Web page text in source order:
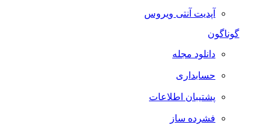
آپدیت آنتی ویروس
گوناگون
دانلود مجله
حسابداری
پشتیبان اطلاعات
فشرده ساز